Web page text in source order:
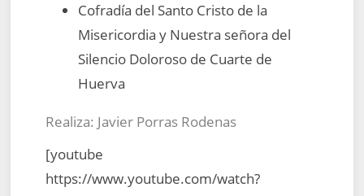
Cofradía del Santo Cristo de la
Misericordia y Nuestra señora del
Silencio Doloroso de Cuarte de
Huerva
Realiza: Javier Porras Rodenas
[youtube
https://www.youtube.com/watch?